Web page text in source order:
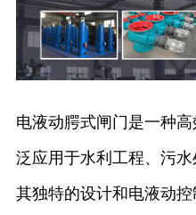
电液动腭式闸门是一种
泛应用于水利工程、污水
其独特的设计和电液动